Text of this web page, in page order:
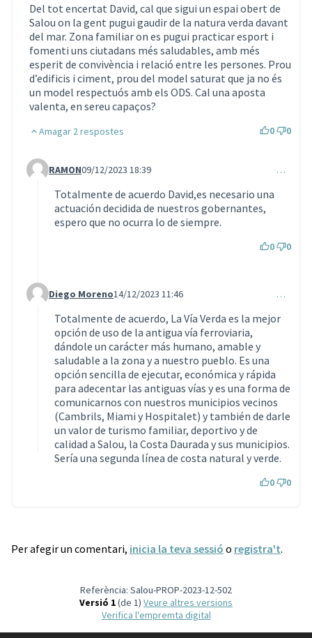
Del tot encertat David, cal que sigui un espai obert de
Salou on la gent pugui gaudir de la natura verda davant
del mar. Zona familiar on es pugui practicar esport i
fomenti uns ciutadans més saludables, amb més
esperit de convivència i relació entre les persones. Prou
d’edificis i ciment, prou del model saturat que ja no és
un model respectuós amb els ODS. Cal una aposta
valenta, en sereu capaços?
Amagar 2 respostes 0 0
Comentari 107 (respon al comentari 106)
RAMON09/12/2023 18:39 …
Totalmente de acuerdo David,es necesario una
actuación decidida de nuestros gobernantes,
espero que no ocurra lo de siempre.
0 0
Comentari 144 (respon al comentari 106)
Diego Moreno14/12/2023 11:46 …
Totalmente de acuerdo, La Vía Verda es la mejor
opción de uso de la antigua vía ferroviaria,
dándole un carácter más humano, amable y
saludable a la zona y a nuestro pueblo. Es una
opción sencilla de ejecutar, económica y rápida
para adecentar las antiguas vías y es una forma de
comunicarnos con nuestros municipios vecinos
(Cambrils, Miami y Hospitalet) y también de darle
un valor de turismo familiar, deportivo y de
calidad a Salou, la Costa Daurada y sus municipios.
Sería una segunda línea de costa natural y verde.
0 0
Per afegir un comentari, inicia la teva sessió o registra't.
Referència: Salou-PROP-2023-12-502
Versió 1(de 1)
veure altres versions
Verifica l'empremta digital